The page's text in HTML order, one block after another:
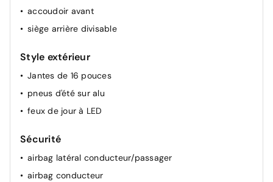
accoudoir avant
siège arrière divisable
Style extérieur
Jantes de 16 pouces
pneus d'été sur alu
feux de jour à LED
Sécurité
airbag latéral conducteur/passager
airbag conducteur